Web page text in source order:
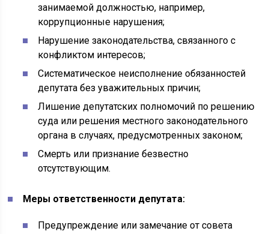
занимаемой должностью, например,
коррупционные нарушения;
Нарушение законодательства, связанного с
конфликтом интересов;
Систематическое неисполнение обязанностей
депутата без уважительных причин;
Лишение депутатских полномочий по решению
суда или решения местного законодательного
органа в случаях, предусмотренных законом;
Смерть или признание безвестно
отсутствующим.
Меры ответственности депутата:
Предупреждение или замечание от совета